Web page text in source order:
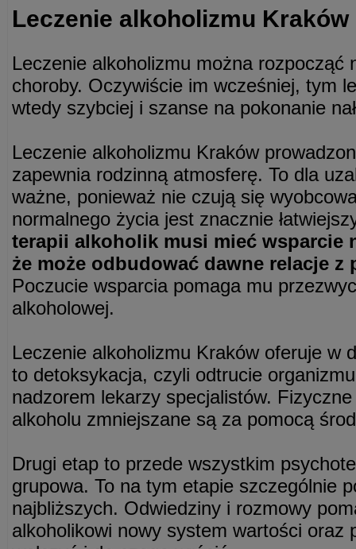
Leczenie alkoholizmu Kraków
Leczenie alkoholizmu można rozpocząć
choroby. Oczywiście im wcześniej, tym
wtedy szybciej i szanse na pokonanie
Leczenie alkoholizmu Kraków
zapewnia rodzinną atmosferę. To dla
ważne, ponieważ nie czują się
normalnego życia jest znacznie
terapii alkoholik musi mieć wsparcie
że może odbudować dawne relacje z
Poczucie wsparcia pomaga mu
alkoholowej.
Leczenie alkoholizmu Kraków oferuje w
to detoksykacja, czyli odtrucie
nadzorem lekarzy specjalistów.
alkoholu zmniejszane są za pomocą
Drugi etap to przede wszystkim
grupowa. To na tym etapie szczególnie
najbliższych. Odwiedziny i rozmowy
alkoholikowi nowy system wartości oraz